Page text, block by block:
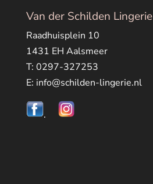
Van der Schilden Lingerie
Raadhuisplein 10
1431 EH Aalsmeer
T: 0297-327253
E: info@schilden-lingerie.nl
.